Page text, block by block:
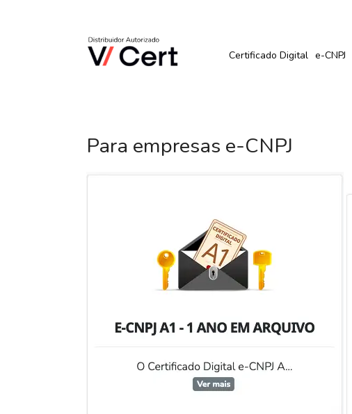
Certificado Digital e-CNPJ
Para empresas e-CNPJ